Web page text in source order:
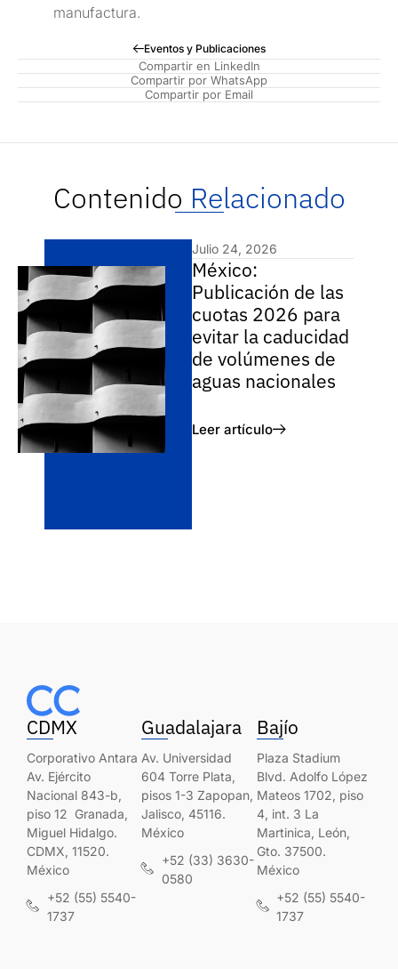
Eventos y Publicaciones
Compartir en LinkedIn
Compartir por WhatsApp
Compartir por Email
manufactura.
Contenido Relacionado
Julio 24, 2026
México:
Publicación de las
cuotas 2026 para
evitar la caducidad
de volúmenes de
aguas nacionales
Leer artículo
CDMX
Corporativo Antara
Av. Ejército
Nacional 843-b,
piso 12 Granada,
Miguel Hidalgo.
CDMX, 11520.
México
+52 (55) 5540-
1737
Guadalajara
Av. Universidad
604 Torre Plata,
pisos 1-3 Zapopan,
Jalisco, 45116.
México
+52 (33) 3630-
0580
Bajío
Plaza Stadium
Blvd. Adolfo López
Mateos 1702, piso
4, int. 3 La
Martinica, León,
Gto. 37500.
México
+52 (55) 5540-
1737